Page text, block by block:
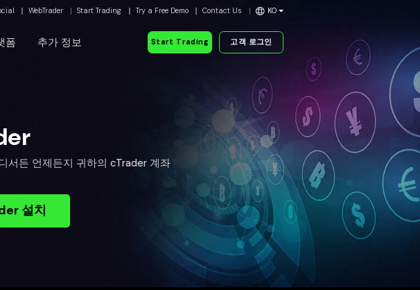
WebTrader Start Trading Try a Free Demo Contact Us KO
폼 추가 정보 Start Trading 고객 로그인
서든 언제든지 귀하의 cTrader 계좌
설치